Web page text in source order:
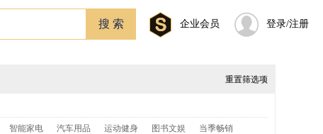
企业会员 登录/注册
重置筛选项
智能家电 汽车用品 运动健身 图书文娱
当季畅销